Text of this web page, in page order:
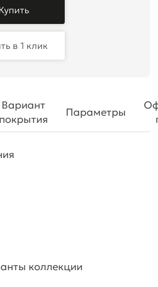
в 1 клик
Вариант
покрытия
Параметры
коллекции